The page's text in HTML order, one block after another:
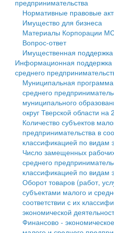
Государственные услуги
Промышленность и АПК
Экономика и бизнес
...
Символика
Устав
Гостям округа
Туризм
Культура
Образование
Здравоохранение
Социальная защита
Фотоальбом
муниципального округа
Администрация Кашинского
Тверской области
Управление сельскими
Открытые данные
Работа с обращениями
Муниципальный контроль
Муниципальные услуги
Проекты
Антимонопольный
Противодействие коррупции
Финансовое управление
Бюджет для граждан
Имущество
Выявление
объектов недвижимости
Имущественная поддержка
среднего
Информационная
среднего
Муниципальные программы
Контрольно-счетная палата
предпринимательства
Нормативные правовые
Имущество для бизнеса
Материалы Корпорации
Вопрос-ответ
Имущественная поддержка
Информационная поддержка
среднего
Муниципальная
среднего
муниципального
округ Тверской области на
Количество субъектов
предпринимательства в
классификацией по видам
Число замещенных
среднего
классификацией по видам
Оборот товаров (работ,
субъектами малого и
соответствии с их
экономической
Финансово -